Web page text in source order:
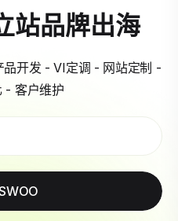
站品牌出海
品开发 - VI定调 - 网站定制 -
- 客户维护